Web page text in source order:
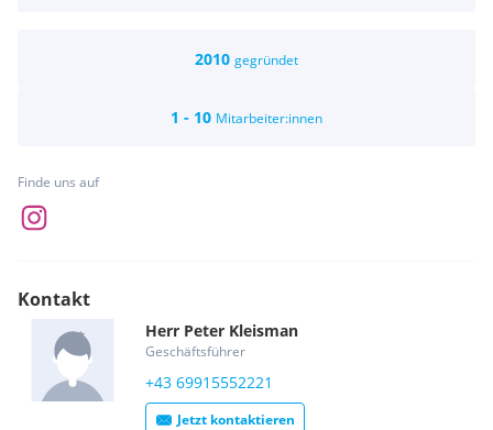
2010 gegründet
1 - 10 Mitarbeiter:innen
Finde uns auf
Kontakt
Herr Peter Kleisman
Geschäftsführer
+43 69915552221
Jetzt kontaktieren